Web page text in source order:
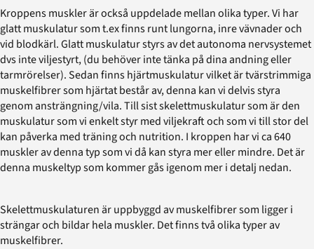
Kroppens muskler är också uppdelade mellan olika typer. Vi har
glatt muskulatur som t.ex finns runt lungorna, inre vävnader och
vid blodkärl. Glatt muskulatur styrs av det autonoma nervsystemet
dvs inte viljestyrt, (du behöver inte tänka på dina andning eller
tarmrörelser). Sedan finns hjärtmuskulatur vilket är tvärstrimmiga
muskelfibrer som hjärtat består av, denna kan vi delvis styra
genom ansträngning/vila. Till sist skelettmuskulatur som är den
muskulatur som vi enkelt styr med viljekraft och som vi till stor del
kan påverka med träning och nutrition. I kroppen har vi ca 640
muskler av denna typ som vi då kan styra mer eller mindre. Det är
denna muskeltyp som kommer gås igenom mer i detalj nedan.
Skelettmuskulaturen är uppbyggd av muskelfibrer som ligger i
strängar och bildar hela muskler. Det finns två olika typer av
muskelfibrer.